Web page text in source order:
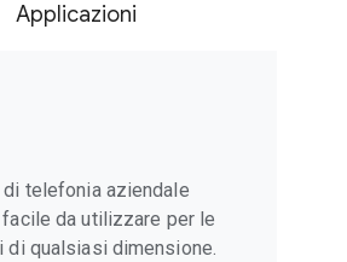
Applicazioni
telefonia aziendale
da utilizzare per le
di qualsiasi dimensione.